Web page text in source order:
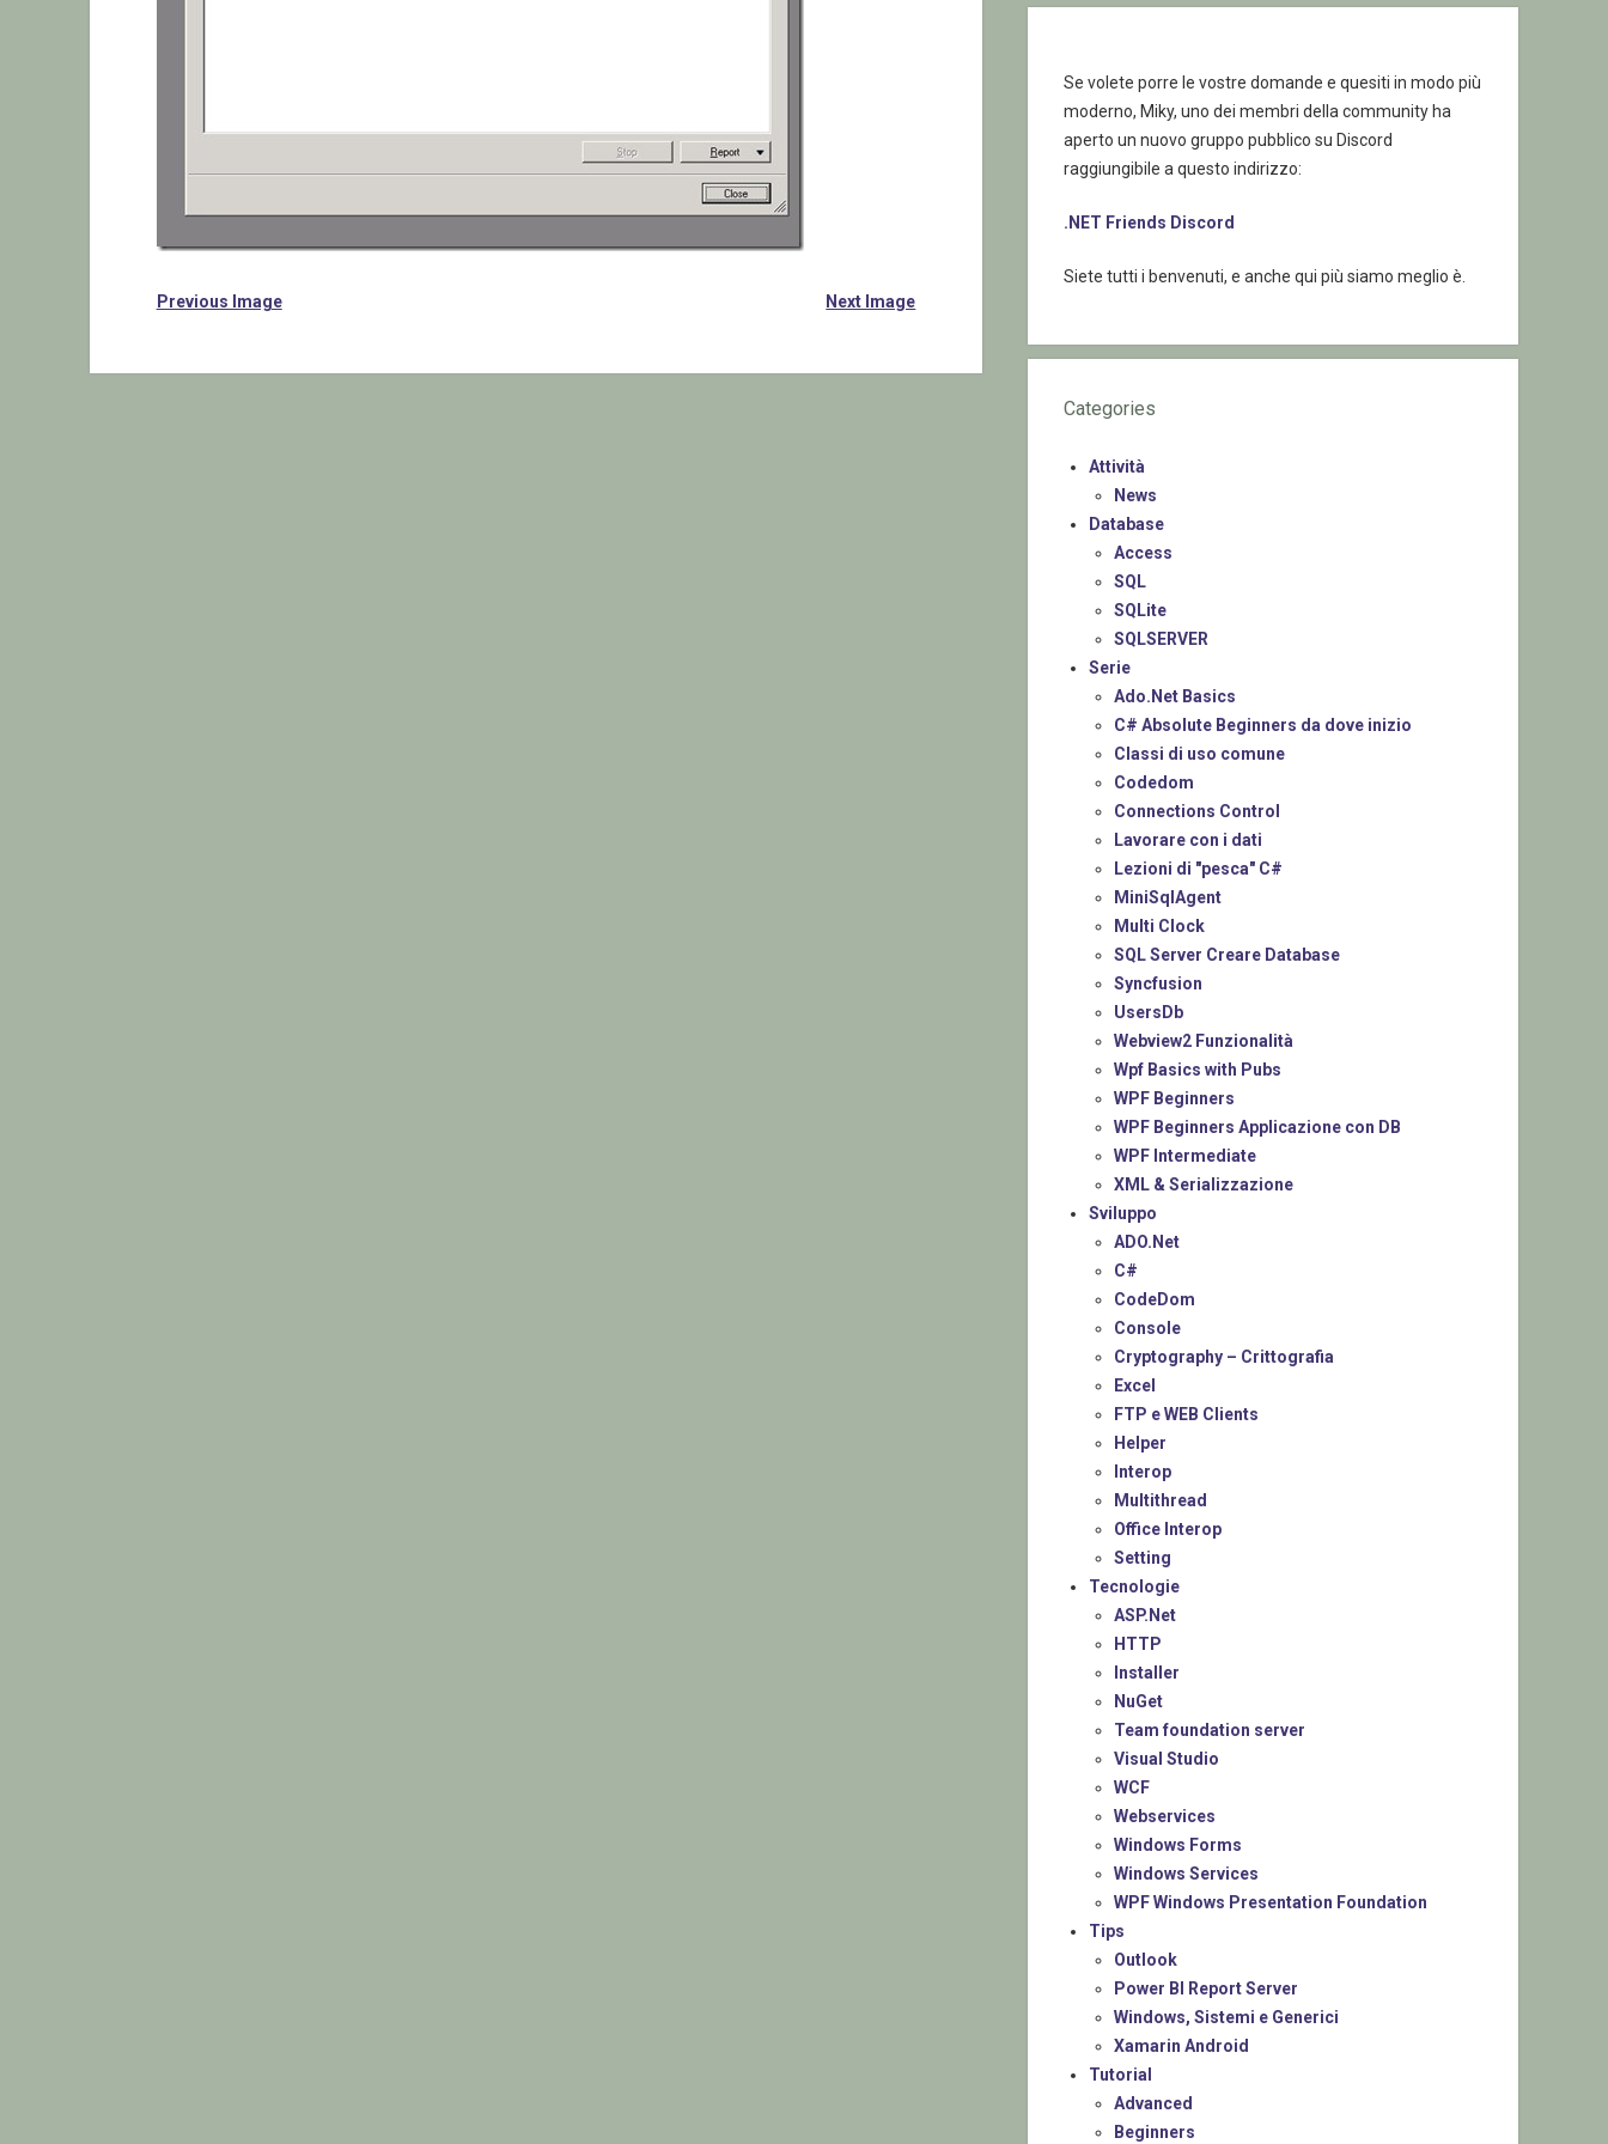
Previous Image Next Image
Se volete porre le vostre domande e quesiti in modo più
moderno, Miky, uno dei membri della community ha
aperto un nuovo gruppo pubblico su Discord
raggiungibile a questo indirizzo:
.NET Friends Discord
Siete tutti i benvenuti, e anche qui più siamo meglio è.
Categories
Attività
News
Database
Access
SQL
SQLite
SQLSERVER
Serie
Ado.Net Basics
C# Absolute Beginners da dove inizio
Classi di uso comune
Codedom
Connections Control
Lavorare con i dati
Lezioni di "pesca" C#
MiniSqlAgent
Multi Clock
SQL Server Creare Database
Syncfusion
UsersDb
Webview2 Funzionalità
Wpf Basics with Pubs
WPF Beginners
WPF Beginners Applicazione con DB
WPF Intermediate
XML & Serializzazione
Sviluppo
ADO.Net
C#
CodeDom
Console
Cryptography – Crittografia
Excel
FTP e WEB Clients
Helper
Interop
Multithread
Office Interop
Setting
Tecnologie
ASP.Net
HTTP
Installer
NuGet
Team foundation server
Visual Studio
WCF
Webservices
Windows Forms
Windows Services
WPF Windows Presentation Foundation
Tips
Outlook
Power BI Report Server
Windows, Sistemi e Generici
Xamarin Android
Tutorial
Advanced
Beginners